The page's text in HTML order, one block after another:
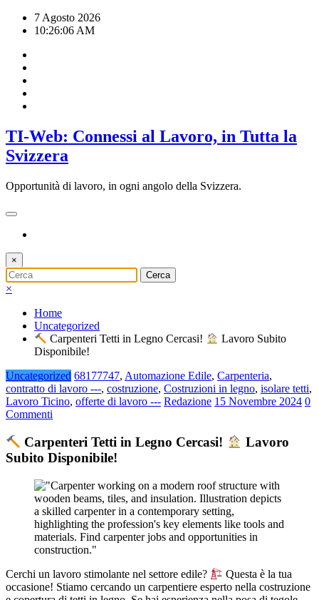
7 Agosto 2026
10:26:07 AM
TI-Web: Connessi al Lavoro, in Tutta la
Svizzera
Opportunità di lavoro, in ogni angolo della Svizzera.
×
×
Home
Uncategorized
Carpenteri Tetti in Legno Cercasi!
Lavoro Subito
Disponibile!
Uncategorized 68177747, Automazione Edile, Carpenteria,
contratto di lavoro ---, costruzione, Costruzioni in legno, isolare tetti,
Lavoro Ticino, offerte di lavoro --- Redazione 15 Novembre 2024 0
Commenti
Carpenteri Tetti in Legno Cercasi!
Lavoro
Subito Disponibile!
Cerchi un lavoro stimolante nel settore edile?
Questa è la tua
occasione! Stiamo cercando un carpentiere esperto nella costruzione